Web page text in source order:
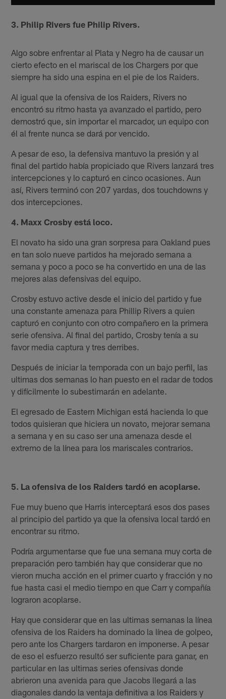
3. Philip Rivers fue Philip Rivers.
Algo sobre enfrentar al Plata y Negro ha de causar un
cierto efecto en el mariscal de los Chargers por que
siempre ha sido una espina en el pie de los Raiders.
Al igual que la ofensiva de los Raiders, Rivers no
encontró su ritmo hasta ya avanzado el partido, pero
demostró que, sin importar el marcador, un equipo con
él al frente nunca se dará por vencido.
A pesar de eso, la defensiva mantuvo la presión y al
final del partido había propiciado que Rivers lanzará tres
intercepciones y lo capturó en cinco ocasiones. Aun
así, Rivers terminó con 207 yardas, dos touchdowns y
dos intercepciones.
4. Maxx Crosby está loco.
El novato ha sido una gran sorpresa para Oakland pues
en tan solo nueve partidos ha mejorado semana a
semana y poco a poco se ha convertido en una de las
mejores alas defensivas del equipo.
Crosby estuvo active desde el inicio del partido y fue
una constante amenaza para Phillip Rivers a quien
capturó en conjunto con otro compañero en la primera
serie ofensiva. Al final del partido, Crosby tenía a su
favor media captura y tres derribes.
Después de iniciar la temporada con un bajo perfil, las
ultimas dos semanas lo han puesto en el radar de todos
y difícilmente lo subestimarán en adelante.
El egresado de Eastern Michigan está hacienda lo que
todos quisieran que hiciera un novato, mejorar semana
a semana y en su caso ser una amenaza desde el
extremo de la línea para los mariscales contrarios.
5. La ofensiva de los Raiders tardó en acoplarse.
Fue muy bueno que Harris interceptará esos dos pases
al principio del partido ya que la ofensiva local tardó en
encontrar su ritmo.
Podría argumentarse que fue una semana muy corta de
preparación pero también hay que considerar que no
vieron mucha acción en el primer cuarto y fracción y no
fue hasta casi el medio tiempo en que Carr y compañía
lograron acoplarse.
Hay que considerar que en las ultimas semanas la línea
ofensiva de los Raiders ha dominado la línea de golpeo,
pero ante los Chargers tardaron en imponerse. A pesar
de eso el esfuerzo resultó ser suficiente para ganar, en
particular en las ultimas series ofensivas donde
abrieron una avenida para que Jacobs llegará a las
diagonales dando la ventaja definitiva a los Raiders y